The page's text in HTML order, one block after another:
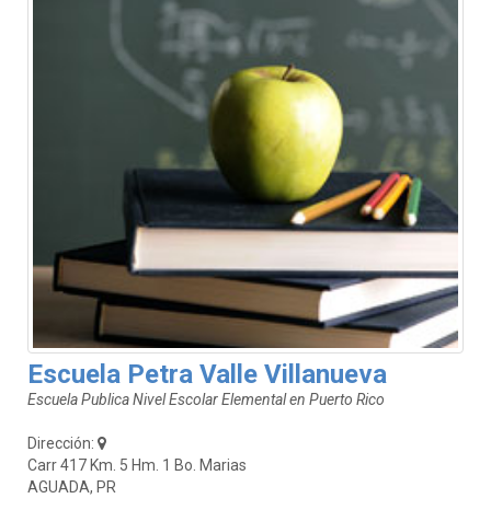
Escuela Petra Valle Villanueva
Escuela Publica Nivel Escolar Elemental en Puerto Rico
Dirección:
Carr 417 Km. 5 Hm. 1 Bo. Marias
AGUADA, PR